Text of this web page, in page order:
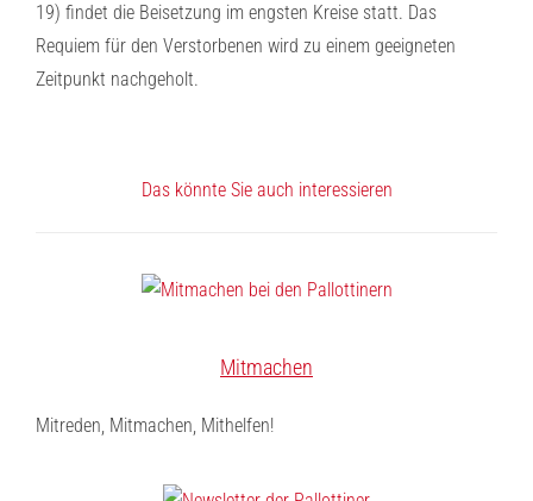
19) findet die Beisetzung im engsten Kreise statt. Das
Requiem für den Verstorbenen wird zu einem geeigneten
Zeitpunkt nachgeholt.
Das könnte Sie auch interessieren
Mitmachen
Mitreden, Mitmachen, Mithelfen!